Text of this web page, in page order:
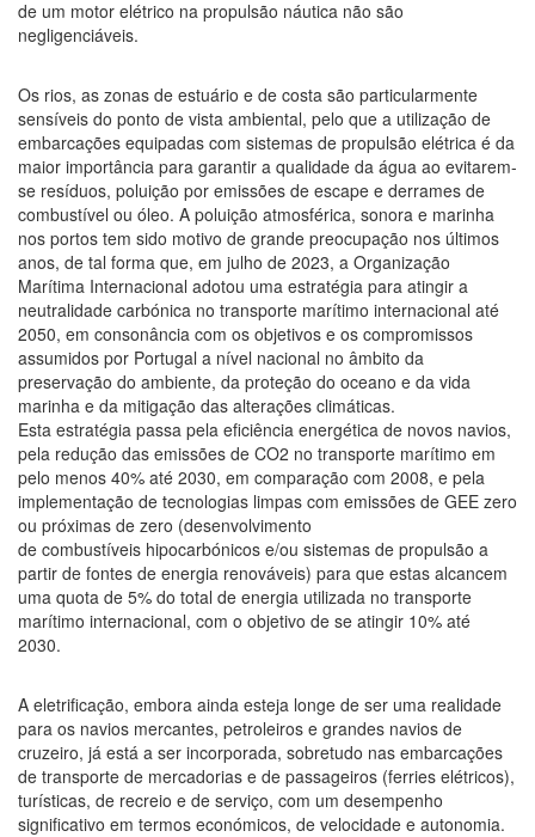
de um motor elétrico na propulsão náutica não são
negligenciáveis.
Os rios, as zonas de estuário e de costa são particularmente
sensíveis do ponto de vista ambiental, pelo que a utilização de
embarcações equipadas com sistemas de propulsão elétrica é da
maior importância para garantir a qualidade da água ao evitarem-
se resíduos, poluição por emissões de escape e derrames de
combustível ou óleo. A poluição atmosférica, sonora e marinha
nos portos tem sido motivo de grande preocupação nos últimos
anos, de tal forma que, em julho de 2023, a Organização
Marítima Internacional adotou uma estratégia para atingir a
neutralidade carbónica no transporte marítimo internacional até
2050, em consonância com os objetivos e os compromissos
assumidos por Portugal a nível nacional no âmbito da
preservação do ambiente, da proteção do oceano e da vida
marinha e da mitigação das alterações climáticas.
Esta estratégia passa pela eficiência energética de novos navios,
pela redução das emissões de CO2 no transporte marítimo em
pelo menos 40% até 2030, em comparação com 2008, e pela
implementação de tecnologias limpas com emissões de GEE zero
ou próximas de zero (desenvolvimento
de combustíveis hipocarbónicos e/ou sistemas de propulsão a
partir de fontes de energia renováveis) para que estas alcancem
uma quota de 5% do total de energia utilizada no transporte
marítimo internacional, com o objetivo de se atingir 10% até
2030.
A eletrificação, embora ainda esteja longe de ser uma realidade
para os navios mercantes, petroleiros e grandes navios de
cruzeiro, já está a ser incorporada, sobretudo nas embarcações
de transporte de mercadorias e de passageiros (ferries elétricos),
turísticas, de recreio e de serviço, com um desempenho
significativo em termos económicos, de velocidade e autonomia.